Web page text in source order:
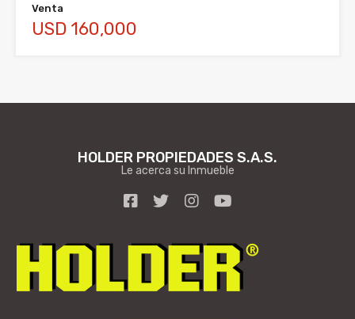
Venta
USD 160,000
HOLDER PROPIEDADES S.A.S.
Le acerca su Inmueble